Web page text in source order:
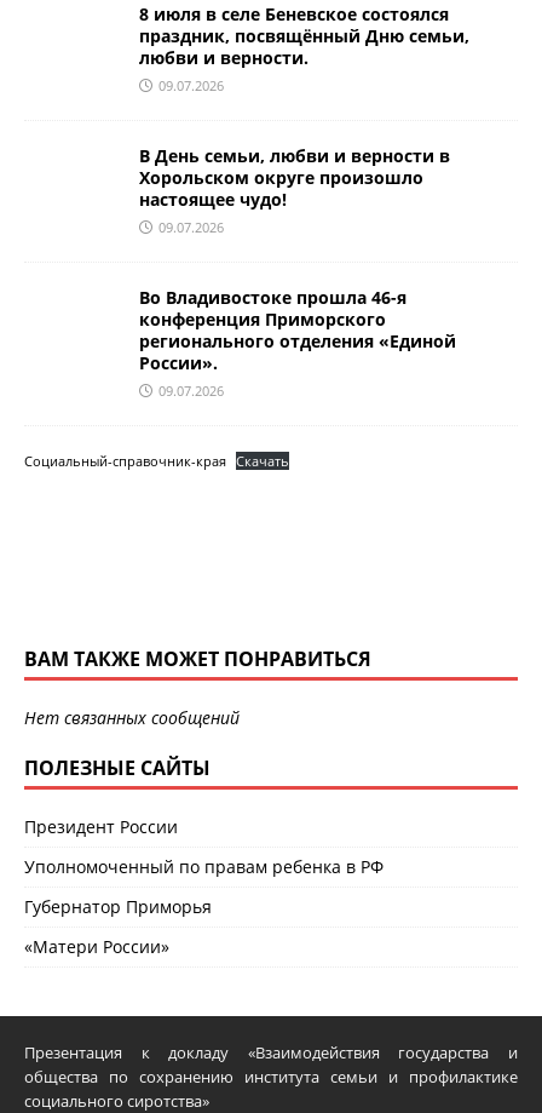
8 июля в селе Беневское состоялся
праздник, посвящённый Дню семьи,
любви и верности.
09.07.2026
В День семьи, любви и верности в
Хорольском округе произошло
настоящее чудо!
09.07.2026
Во Владивостоке прошла 46-я
конференция Приморского
регионального отделения «Единой
России».
09.07.2026
Социальный-справочник-края Скачать
ВАМ ТАКЖЕ МОЖЕТ ПОНРАВИТЬСЯ
Нет связанных сообщений
ПОЛЕЗНЫЕ САЙТЫ
Президент России
Уполномоченный по правам ребенка в РФ
Губернатор Приморья
«Матери России»
Презентация к докладу «Взаимодействия государства и
общества по сохранению института семьи и профилактике
социального сиротства»